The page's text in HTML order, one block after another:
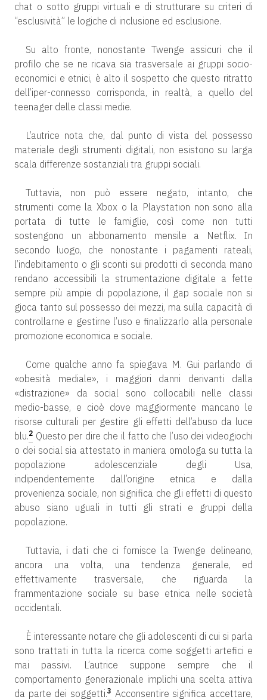
chat o sotto gruppi virtuali e di strutturare su criteri di
“esclusività” le logiche di inclusione ed esclusione.
Su alto fronte, nonostante Twenge assicuri che il
profilo che se ne ricava sia trasversale ai gruppi socio-
economici e etnici, è alto il sospetto che questo ritratto
dell’iper-connesso corrisponda, in realtà, a quello del
teenager delle classi medie.
L’autrice nota che, dal punto di vista del possesso
materiale degli strumenti digitali, non esistono su larga
scala differenze sostanziali tra gruppi sociali.
Tuttavia, non può essere negato, intanto, che
strumenti come la Xbox o la Playstation non sono alla
portata di tutte le famiglie, così come non tutti
sostengono un abbonamento mensile a Netflix. In
secondo luogo, che nonostante i pagamenti rateali,
l’indebitamento o gli sconti sui prodotti di seconda mano
rendano accessibili la strumentazione digitale a fette
sempre più ampie di popolazione, il gap sociale non si
gioca tanto sul possesso dei mezzi, ma sulla capacità di
controllarne e gestirne l’uso e finalizzarlo alla personale
promozione economica e sociale.
Come qualche anno fa spiegava M. Gui parlando di
«obesità mediale», i maggiori danni derivanti dalla
«distrazione» da social sono collocabili nelle classi
medio-basse, e cioè dove maggiormente mancano le
risorse culturali per gestire gli effetti dell’abuso da luce
blu.2 Questo per dire che il fatto che l’uso dei videogiochi
o dei social sia attestato in maniera omologa su tutta la
popolazione adolescenziale degli Usa,
indipendentemente dall’origine etnica e dalla
provenienza sociale, non significa che gli effetti di questo
abuso siano uguali in tutti gli strati e gruppi della
popolazione.
Tuttavia, i dati che ci fornisce la Twenge delineano,
ancora una volta, una tendenza generale, ed
effettivamente trasversale, che riguarda la
frammentazione sociale su base etnica nelle società
occidentali.
È interessante notare che gli adolescenti di cui si parla
sono trattati in tutta la ricerca come soggetti artefici e
mai passivi. L’autrice suppone sempre che il
comportamento generazionale implichi una scelta attiva
da parte dei soggetti.3 Acconsentire significa accettare,